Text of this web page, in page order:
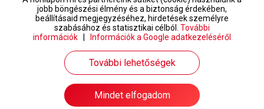
www.randivonal.hu © Copyright 1999-2026 Dating Central Europe Zrt.
jobb böngészési élmény és a biztonság érdekében,
beállításaid megjegyzéséhez, hirdetések személyre
szabásához és statisztikai célból. További
információk
Információk a Google adatkezeléséről
További lehetőségek
Mindet elfogadom